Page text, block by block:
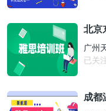
北京
广州
已关
成都